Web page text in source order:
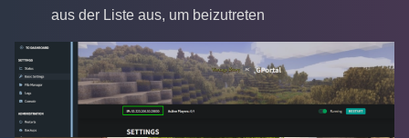
aus der Liste aus, um beizutreten